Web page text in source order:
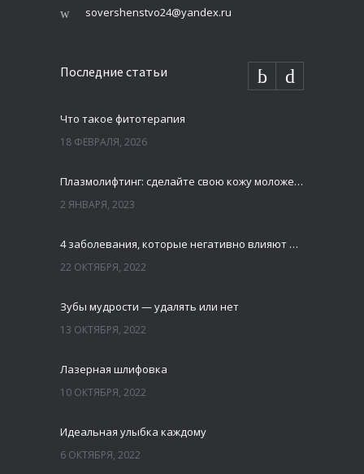
sovershenstvo24@yandex.ru
Последние статьи
Что такое фитотерапия
18 ФЕВРАЛЯ, 2026
Плазмолифтинг: сделайте свою кожу моложе и свежей
2 ЯНВАРЯ, 2023
4 заболевания, которые негативно влияют на зубы
22 ОКТЯБРЯ, 2022
Зубы мудрости — удалять или нет
13 ОКТЯБРЯ, 2022
Лазерная шлифовка
10 ОКТЯБРЯ, 2022
Идеальная улыбка каждому
6 ОКТЯБРЯ, 2022